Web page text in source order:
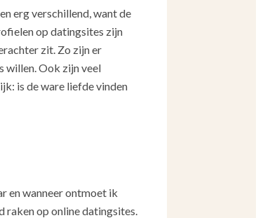
erg verschillend, want de
op datingsites zijn
zit. Zo zijn er
willen. Ook zijn veel
is de ware liefde vinden
en wanneer ontmoet ik
raken op online datingsites.